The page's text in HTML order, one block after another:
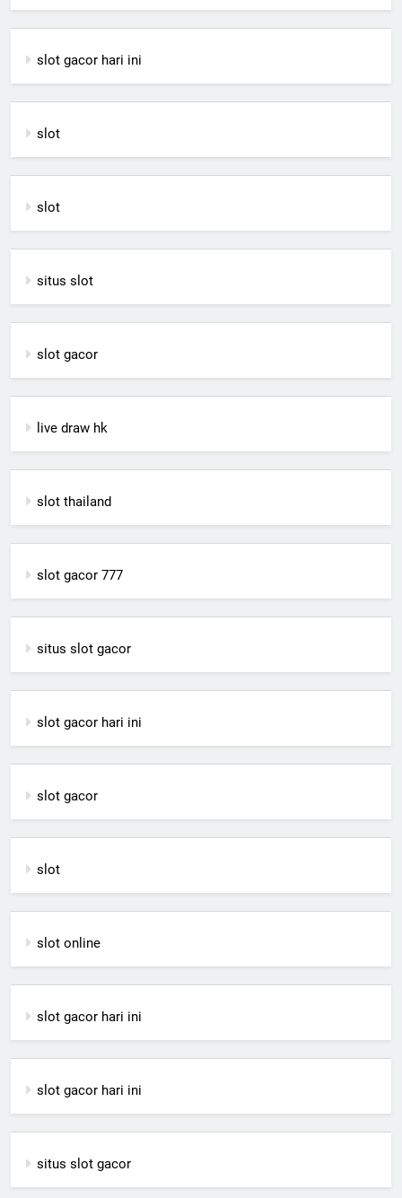
slot gacor hari ini
slot
slot
situs slot
slot gacor
live draw hk
slot thailand
slot gacor 777
situs slot gacor
slot gacor hari ini
slot gacor
slot
slot online
slot gacor hari ini
slot gacor hari ini
situs slot gacor